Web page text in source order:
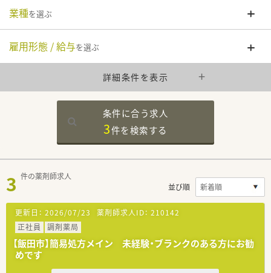
業種を選ぶ
雇用形態 / 給与を選ぶ
詳細条件を表示
条件に合う求人
3件を検索する
3 件の薬剤師求人
並び順
更新日： 2026/07/23 薬剤師求人ID： 210142
正社員
調剤薬局
【飯田市】簡易処方メイン 未経験・ブランクのある方にお勧
めです